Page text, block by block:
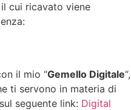
il cui ricavato viene
il mio “Gemello Digitale“,
ti servono in materia di
seguente link: Digital